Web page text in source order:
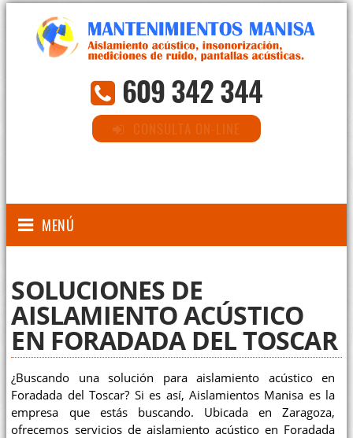
609 342 344
CONSULTA ON-LINE
MENÚ
SOLUCIONES DE
AISLAMIENTO ACÚSTICO
EN FORADADA DEL TOSCAR
¿Buscando una solución para aislamiento acústico en
Foradada del Toscar? Si es así, Aislamientos Manisa es la
empresa que estás buscando. Ubicada en Zaragoza,
ofrecemos servicios de aislamiento acústico en Foradada